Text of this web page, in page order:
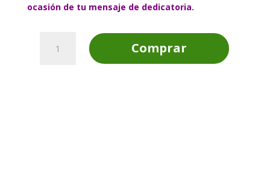
ocasión de tu mensaje de dedicatoria.
Amigos
Comprar